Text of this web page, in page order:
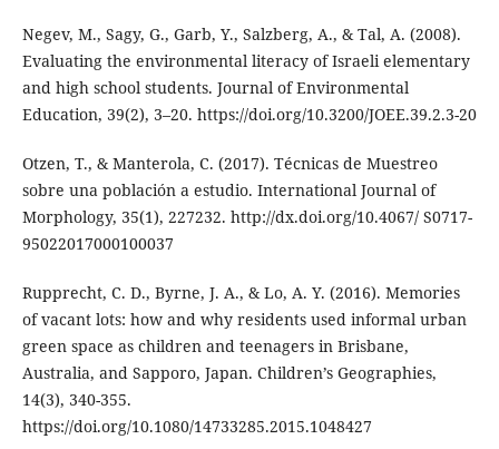
Negev, M., Sagy, G., Garb, Y., Salzberg, A., & Tal, A. (2008).
Evaluating the environmental literacy of Israeli elementary
and high school students. Journal of Environmental
Education, 39(2), 3–20. https://doi.org/10.3200/JOEE.39.2.3-20
Otzen, T., & Manterola, C. (2017). Técnicas de Muestreo
sobre una población a estudio. International Journal of
Morphology, 35(1), 227232. http://dx.doi.org/10.4067/ S0717-
95022017000100037
Rupprecht, C. D., Byrne, J. A., & Lo, A. Y. (2016). Memories
of vacant lots: how and why residents used informal urban
green space as children and teenagers in Brisbane,
Australia, and Sapporo, Japan. Children’s Geographies,
14(3), 340-355.
https://doi.org/10.1080/14733285.2015.1048427